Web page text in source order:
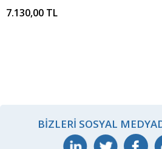
7.130,00 TL
BIZLERI SOSYAL